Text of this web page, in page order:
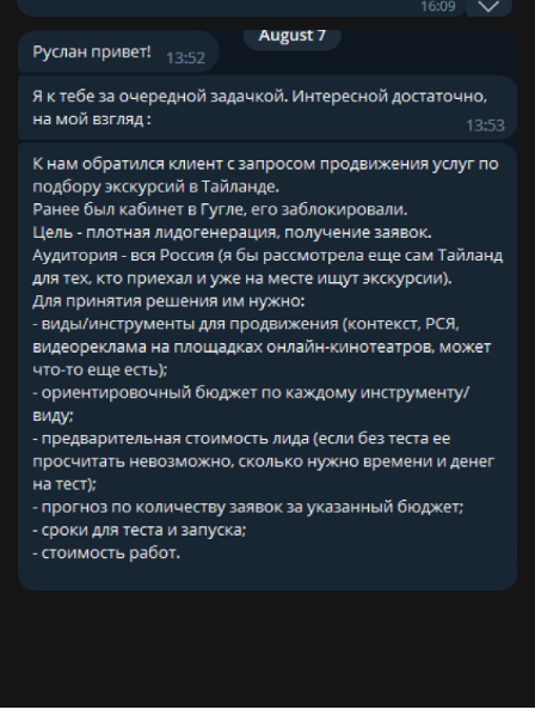
ДАВАЙТЕ
ЗНАКОМИТЬСЯ
Меня зовут Руслан и я коротко
расскажу историю становления,
как маркетолога
2015
РАБОТА В ЯНДЕКСЕ
По настоящему серьезный опыт в
рекламе я приобрел в Яндексе в
отделе контекстной рекламы. Я
работал с ключевыми клиентами,
обучался по внутренним
закрытым инструкциям компании,
впитывал знания, которых не
было в открытом доступе.